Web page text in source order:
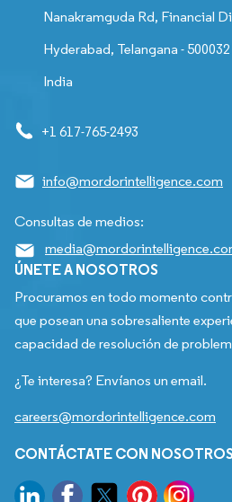
Nanakramguda Rd, Financial
Hyderabad, Telangana - 500032
India
+1 617-765-2493
info@mordorintelligence.com
Consultas de medios:
ÚNETE A NOSOTROS
Procuramos en todo momento
que posean una sobresaliente
capacidad de resolución de
¿Te interesa? Envíanos un email.
careers@mordorintelligence.com
CONTÁCTATE CON